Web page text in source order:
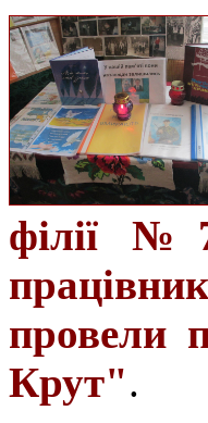
філії
провели
Крут".